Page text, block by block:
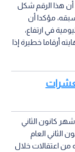
هذا الرقم شكل
سبقه، مؤكدا أن
في ارتفاع،
أرقاما خطيرة إذا
والعشرات
خلال شهر كانون الثاني
في كانون الثاني العام
من اعتقالات خلال